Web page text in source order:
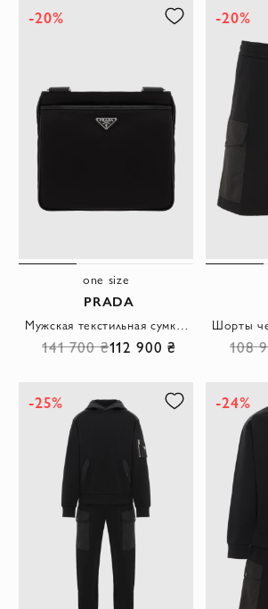
-20%
one size
PRADA
Мужская текстильная сумка через плечо черная
141 700 ₴112 900 ₴
-20%
108
-25% -24%